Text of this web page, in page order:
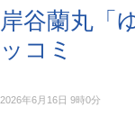
岸谷蘭丸「
ッコミ
2026年6月16日 9時0分